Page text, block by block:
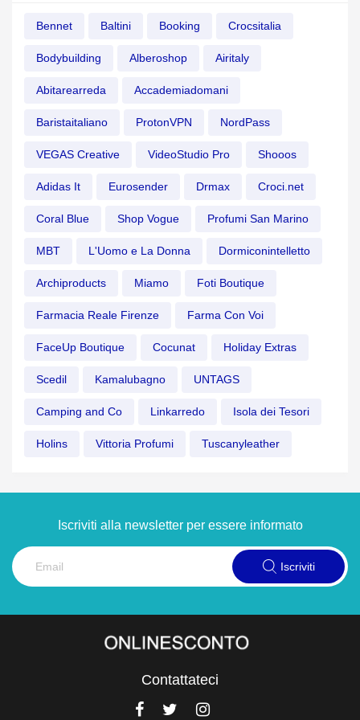
Bennet Baltini Booking Crocsitalia
Bodybuilding Alberoshop Airitaly
Abitarearreda Accademiadomani
Baristaitaliano ProtonVPN NordPass
VEGAS Creative VideoStudio Pro Shooos
Adidas It Eurosender Drmax Croci.net
Coral Blue Shop Vogue Profumi San Marino
MBT L'Uomo e La Donna Dormiconintelletto
Archiproducts Miamo Foti Boutique
Farmacia Reale Firenze Farma Con Voi
FaceUp Boutique Cocunat Holiday Extras
Scedil Kamalubagno UNTAGS
Camping and Co Linkarredo Isola dei Tesori
Holins Vittoria Profumi Tuscanyleather
Iscriviti alla newsletter per essere informato
Iscriviti
Contattateci